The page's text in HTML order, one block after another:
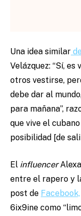
Una idea similar
Velázquez: “Sí,
otros vestirse,
debe dar al
para mañana”,
que vive el
posibilidad [de
El influencer
entre el rapero y
post de Facebook,
6ix9ine como